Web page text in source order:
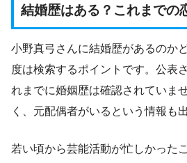
結婚歴はある？これまでの
小野真弓さんに結婚歴があるのか
度は検索するポイントです。公表
れまでに婚姻歴は確認されていま
く、元配偶者がいるという情報も
若い頃から芸能活動が忙しかった